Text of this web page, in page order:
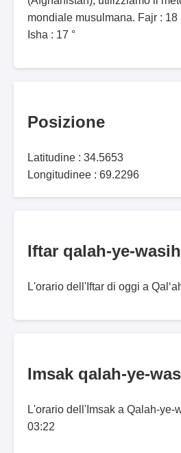
mondiale musulmana. Fajr : 18
Isha : 17 °
Posizione
Latitudine : 34.5653
Longitudinee : 69.2296
Iftar qalah-ye-wasih
L'orario dell'Iftar di oggi a
Imsak qalah-ye-
L'orario dell'Imsak a Qalah-ye-
03:22